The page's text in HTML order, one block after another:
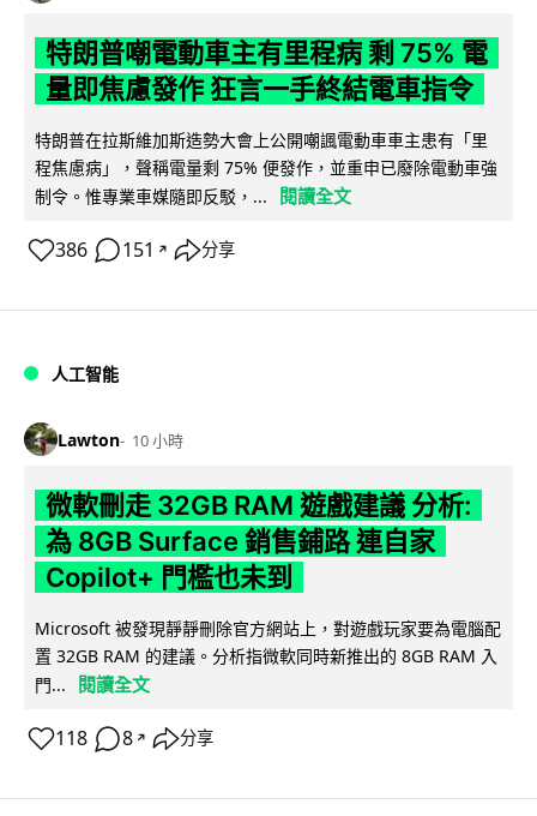
特朗普嘲電動車主有里程病 剩 75% 電
量即焦慮發作 狂言一手終結電車指令
特朗普在拉斯維加斯造勢大會上公開嘲諷電動車車主患有「里
程焦慮病」，聲稱電量剩 75% 便發作，並重申已廢除電動車強
制令。惟專業車媒隨即反駁，...
閱讀全文
386 151 ↗ 分享
人工智能
Lawton 10 小時
微軟刪走 32GB RAM 遊戲建議 分析:
為 8GB Surface 銷售鋪路 連自家
Copilot+ 門檻也未到
Microsoft 被發現靜靜刪除官方網站上，對遊戲玩家要為電腦配
置 32GB RAM 的建議。分析指微軟同時新推出的 8GB RAM 入
門...
閱讀全文
118 8 ↗ 分享